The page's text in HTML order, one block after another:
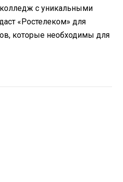
колледж с уникальными
«Ростелеком» для
которые необходимы для